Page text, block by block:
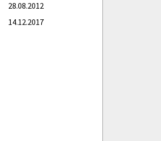
28.08.2012
14.12.2017